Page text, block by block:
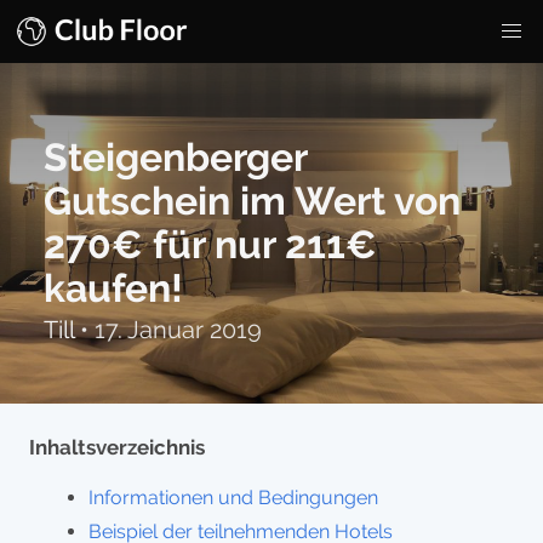
Steigenberger
Gutschein im Wert von
270€ für nur 211€
kaufen!
Till•17. Januar 2019
Inhaltsverzeichnis
Informationen und Bedingungen
Beispiel der teilnehmenden Hotels